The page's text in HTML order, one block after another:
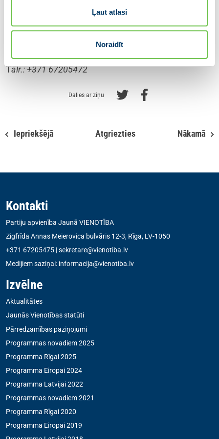
Ļaut atlasi
Noraidīt
Ministru prezidents Krišjānis Kariņš.
Papildus informācijai:
Partiju apvienība JAUNĀ VIENOTĪBA
E-pasts:informacija@vienotiba.lv
Tālr.: +371 67205472
Dalies ar ziņu
Iepriekšējā Atgriezties Nākamā
Kontakti
Partiju apvienība Jaunā VIENOTĪBA
Zigfrīda Annas Meierovica bulvāris 12-3, Rīga, LV-1050
+371 67205475 |sekretare@vienotiba.lv
Medijiem saziņai: informacija@vienotiba.lv
Izvēlne
Aktualitātes
Jaunās Vienotības statūti
Pārredzamības paziņojumi
Programmas novadiem 2025
Programma Rīgai 2025
Programma Eiropai 2024
Programma Latvijai 2022
Programmas novadiem 2021
Programma Rīgai 2020
Programma Eiropai 2019